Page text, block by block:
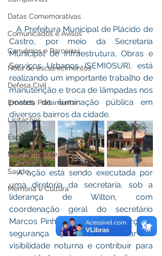
Datas Comemorativas
Comunicados e Avisos
Convênios e Parcerias
Nota de esclarecimentos
Defesa Civil
Emenda Parlamentar
Licitações
Esporte
Meio Ambiente
Saúde
Memória e Cultura
   A Prefeitura Municipal de Plácido de
Castro, por meio da Secretaria
Municipal de Infraestrutura, Obras e
Serviços Urbanos (SEMIOSUR), está
realizando um importante trabalho de
manutenção e troca de lâmpadas nos
postes de iluminação pública em
diversos bairros da cidade.
  A ação está sendo executada por
uma diretoria da secretaria, sob a
liderança de Wilton, com
coordenação geral do secretário
Marcos Pinho. O objetivo é reforçar a
segurança pública, melhorar a
visibilidade noturna e contribuir para